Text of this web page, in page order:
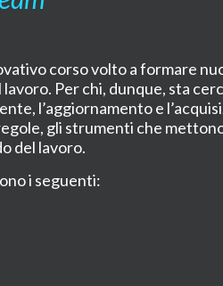
corso volto a formare
Per chi, dunque, sta
l’aggiornamento e
gli strumenti che
del lavoro.
i seguenti: